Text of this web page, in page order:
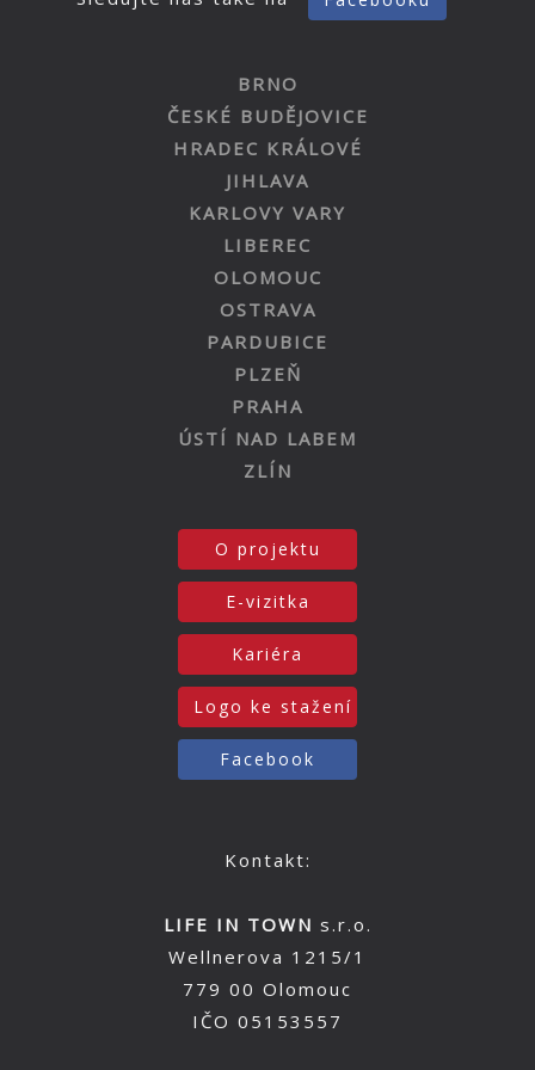
BRNO
ČESKÉ BUDĚJOVICE
HRADEC KRÁLOVÉ
JIHLAVA
KARLOVY VARY
LIBEREC
OLOMOUC
OSTRAVA
PARDUBICE
PLZEŇ
PRAHA
ÚSTÍ NAD LABEM
ZLÍN
O projektu
E-vizitka
Kariéra
Logo ke stažení
Facebook
Kontakt:
LIFE IN TOWN s.r.o.
Wellnerova 1215/1
779 00 Olomouc
IČO 05153557